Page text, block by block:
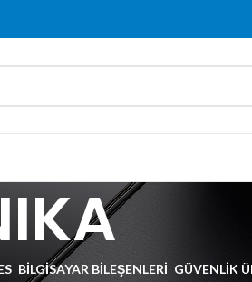
BILGISAYAR BILEŞENLERI GÜVENLIK